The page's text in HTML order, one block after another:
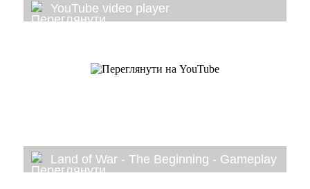
YouTube video player
Land of War - The Beginning - Gameplay